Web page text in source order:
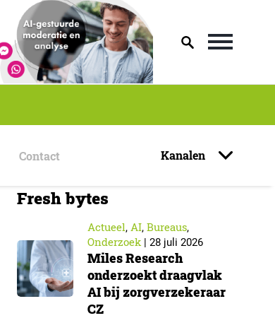
Contact Kanalen
Fresh bytes
Actueel, AI, Bureaus,
Onderzoek| 28 juli 2026
Miles Research
onderzoekt draagvlak
AI bij zorgverzekeraar
CZ